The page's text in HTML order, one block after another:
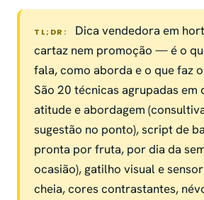
TL;DR:
Dica vendedora em
cartaz nem promoção — é o
fala, como aborda e o que faz
São 20 técnicas agrupadas em
atitude e abordagem
sugestão no ponto), script de
pronta por fruta, por dia da
ocasião), gatilho visual e
cheia, cores contrastantes,